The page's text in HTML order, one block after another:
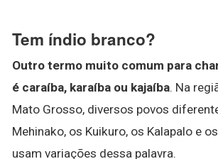
Tem índio branco?
Outro termo muito comum para
é caraíba, karaíba ou kajaíba. Na
Mato Grosso, diversos povos
Mehinako, os Kuikuro, os Kalapalo e
usam variações dessa palavra.